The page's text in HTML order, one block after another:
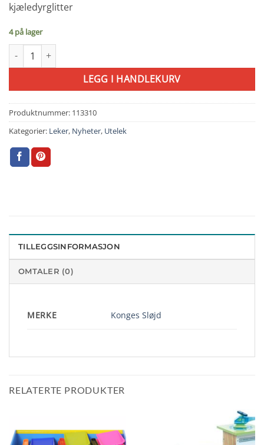
kjæledyrglitter
4 på lager
Konges Sløjd Glitter Bøtte M/Spade Cherry antall
LEGG I HANDLEKURV
Produktnummer: 113310
Kategorier: Leker, Nyheter, Utelek
TILLEGGSINFORMASJON
OMTALER (0)
MERKE Konges Sløjd
RELATERTE PRODUKTER